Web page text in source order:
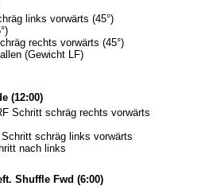
links vorwärts (45°)
rechts vorwärts (45°)
(Gewicht LF)
(12:00)
Schritt schräg rechts vorwärts
schräg links vorwärts
nach links
Shuffle Fwd (6:00)